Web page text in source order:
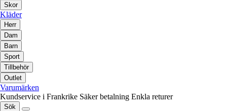
Skor
Kläder
Herr
Dam
Barn
Sport
Tillbehör
Outlet
Varumärken
Kundservice i Frankrike Säker betalning Enkla returer
Sök